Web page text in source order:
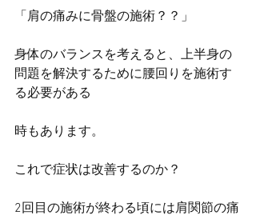
「肩の痛みに骨盤の施術？？」
身体のバランスを考えると、上半身の
問題を解決するために腰回りを施術す
る必要がある
時もあります。
これで症状は改善するのか？
2回目の施術が終わる頃には肩関節の痛